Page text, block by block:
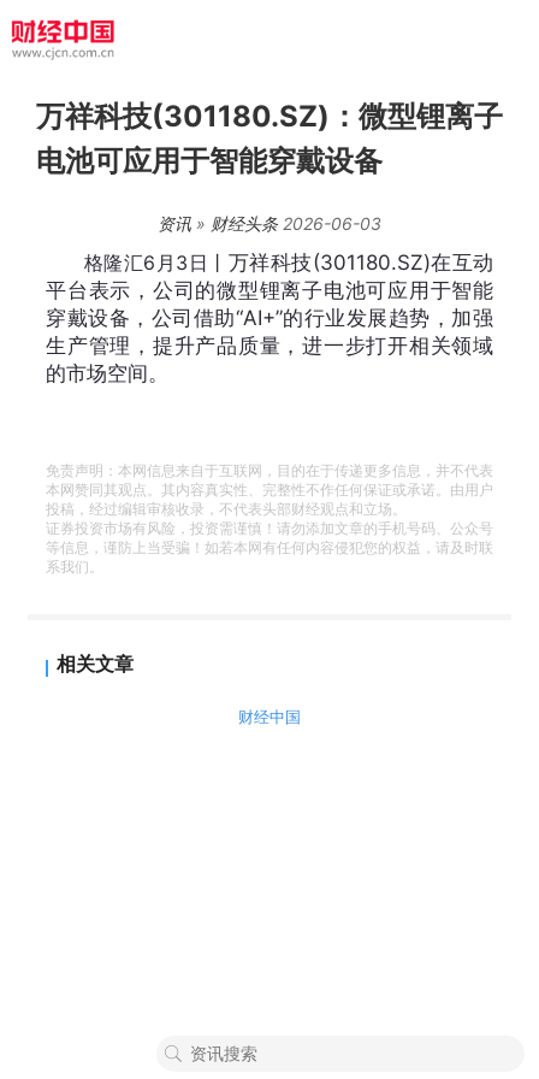
万祥科技(301180.SZ)：微型锂离子
电池可应用于智能穿戴设备
资讯 » 财经头条2026-06-03
格隆汇6月3日丨 万祥科技(301180.SZ)在互动
平台表示， 公司的微型锂离子电池可应用于智能
穿戴设备，公司借助“AI+”的行业发展趋势，加强
生产管理，提升产品质量，进一步打开相关领域
的市场空间。
免责声明：本网信息来自于互联网，目的在于传递更多信息，并不代表
本网赞同其观点。其内容真实性、完整性不作任何保证或承诺。由用户
投稿，经过编辑审核收录，不代表头部财经观点和立场。
证券投资市场有风险，投资需谨慎！请勿添加文章的手机号码、公众号
等信息，谨防上当受骗！如若本网有任何内容侵犯您的权益，请及时联
系我们。
相关文章
财经中国